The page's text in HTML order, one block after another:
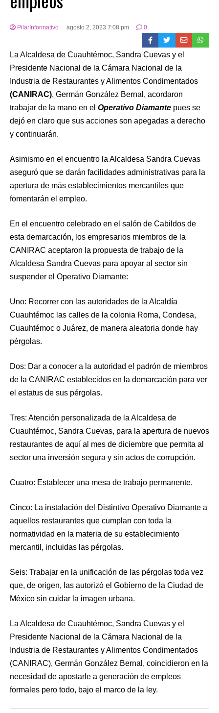
PilarInformativo agosto 2, 2023 7:08 pm 0
La Alcaldesa de Cuauhtémoc, Sandra Cuevas y el
Presidente Nacional de la Cámara Nacional de la
Industria de Restaurantes y Alimentos Condimentados
(CANIRAC), Germán González Bernal, acordaron
trabajar de la mano en el Operativo Diamante pues se
dejó en claro que sus acciones son apegadas a derecho
y continuarán.
Asimismo en el encuentro la Alcaldesa Sandra Cuevas
aseguró que se darán facilidades administrativas para la
apertura de más establecimientos mercantiles que
fomentarán el empleo.
En el encuentro celebrado en el salón de Cabildos de
esta demarcación, los empresarios miembros de la
CANIRAC aceptaron la propuesta de trabajo de la
Alcaldesa Sandra Cuevas para apoyar al sector sin
suspender el Operativo Diamante:
Uno: Recorrer con las autoridades de la Alcaldía
Cuauhtémoc las calles de la colonia Roma, Condesa,
Cuauhtémoc o Juárez, de manera aleatoria donde hay
pérgolas.
Dos: Dar a conocer a la autoridad el padrón de miembros
de la CANIRAC establecidos en la demarcación para ver
el estatus de sus pérgolas.
Tres: Atención personalizada de la Alcaldesa de
Cuauhtémoc, Sandra Cuevas, para la apertura de nuevos
restaurantes de aquí al mes de diciembre que permita al
sector una inversión segura y sin actos de corrupción.
Cuatro: Establecer una mesa de trabajo permanente.
Cinco: La instalación del Distintivo Operativo Diamante a
aquellos restaurantes que cumplan con toda la
normatividad en la materia de su establecimiento
mercantil, incluidas las pérgolas.
Seis: Trabajar en la unificación de las pérgolas toda vez
que, de origen, las autorizó el Gobierno de la Ciudad de
México sin cuidar la imagen urbana.
La Alcaldesa de Cuauhtémoc, Sandra Cuevas y el
Presidente Nacional de la Cámara Nacional de la
Industria de Restaurantes y Alimentos Condimentados
(CANIRAC), Germán González Bernal, coincidieron en la
necesidad de apostarle a generación de empleos
formales pero todo, bajo el marco de la ley.